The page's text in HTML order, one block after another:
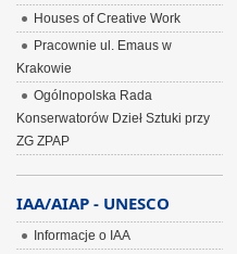
Houses of Creative Work
Pracownie ul. Emaus w
Krakowie
Ogólnopolska Rada
Konserwatorów Dzieł Sztuki przy
ZG ZPAP
IAA/AIAP - UNESCO
Informacje o IAA